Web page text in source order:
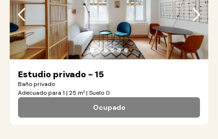
●●●●●●
Estudio privado - 15
Baño privado
Adecuado para 1 | 25 m² | Suelo 0
Ocupado